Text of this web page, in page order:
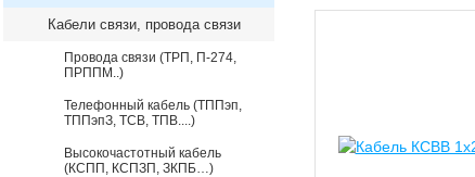
Кабели связи, провода связи
Провода связи (ТРП, П-274,
ПРППМ..)
Телефонный кабель (ТППэп,
ТППэпЗ, ТСВ, ТПВ....)
Высокочастотный кабель
(КСПП, КСПЗП, ЗКПБ…)